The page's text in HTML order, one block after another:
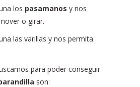
los pasamanos y nos
o girar.
las varillas y nos permita
para poder conseguir
son: